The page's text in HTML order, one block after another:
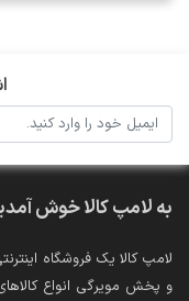
به لامپ کالا خوش
لامپ کالا یک فروشگاه
و پخش مویرگی انواع